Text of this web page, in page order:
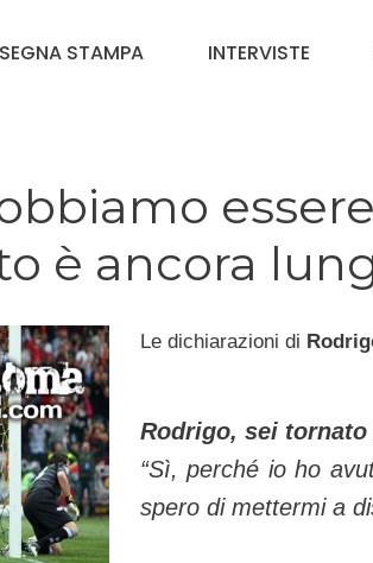
STAMPA INTERVISTE
è ancora
Le dichiarazioni di
Rodrigo, sei
“Sì, perché io ho
spero di mettermi a